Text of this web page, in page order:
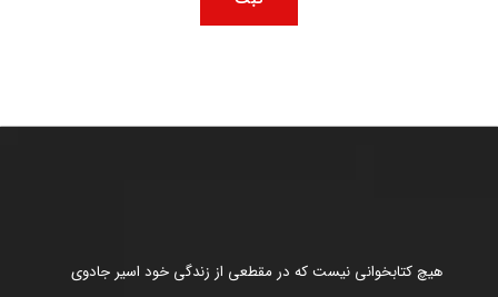
هیچ کتابخوانی نیست که در مقطعی از زندگی خود اسیر جادوی